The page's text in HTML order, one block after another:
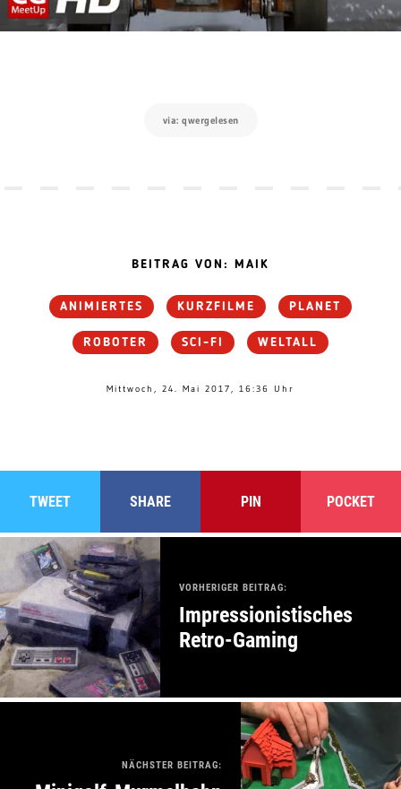
via: qwergelesen
BEITRAG VON: MAIK
ANIMIERTES KURZFILME PLANET
ROBOTER SCI-FI WELTALL
Mittwoch, 24. Mai 2017, 16:36 Uhr
TWEET SHARE PIN POCKET
VORHERIGER BEITRAG:
Impressionistisches
Retro-Gaming
NÄCHSTER BEITRAG: